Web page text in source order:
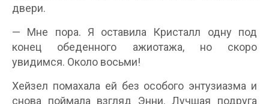
двери.
— Мне пора. Я оставила Кристалл одну под
конец обеденного ажиотажа, но скоро
увидимся. Около восьми!
Хейзел помахала ей без особого энтузиазма и
снова поймала взгляд Энни. Лучшая подруга